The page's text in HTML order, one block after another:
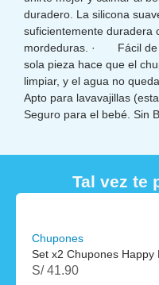
duradero. La silicona
suficientemente duradera
mordeduras. · Fácil de
sola pieza hace que el
limpiar, y el agua no
Apto para lavavajillas
Seguro para el bebé. Sin
Tal vez te
Chupones
Set x2 Chupones Happy
S/41.90